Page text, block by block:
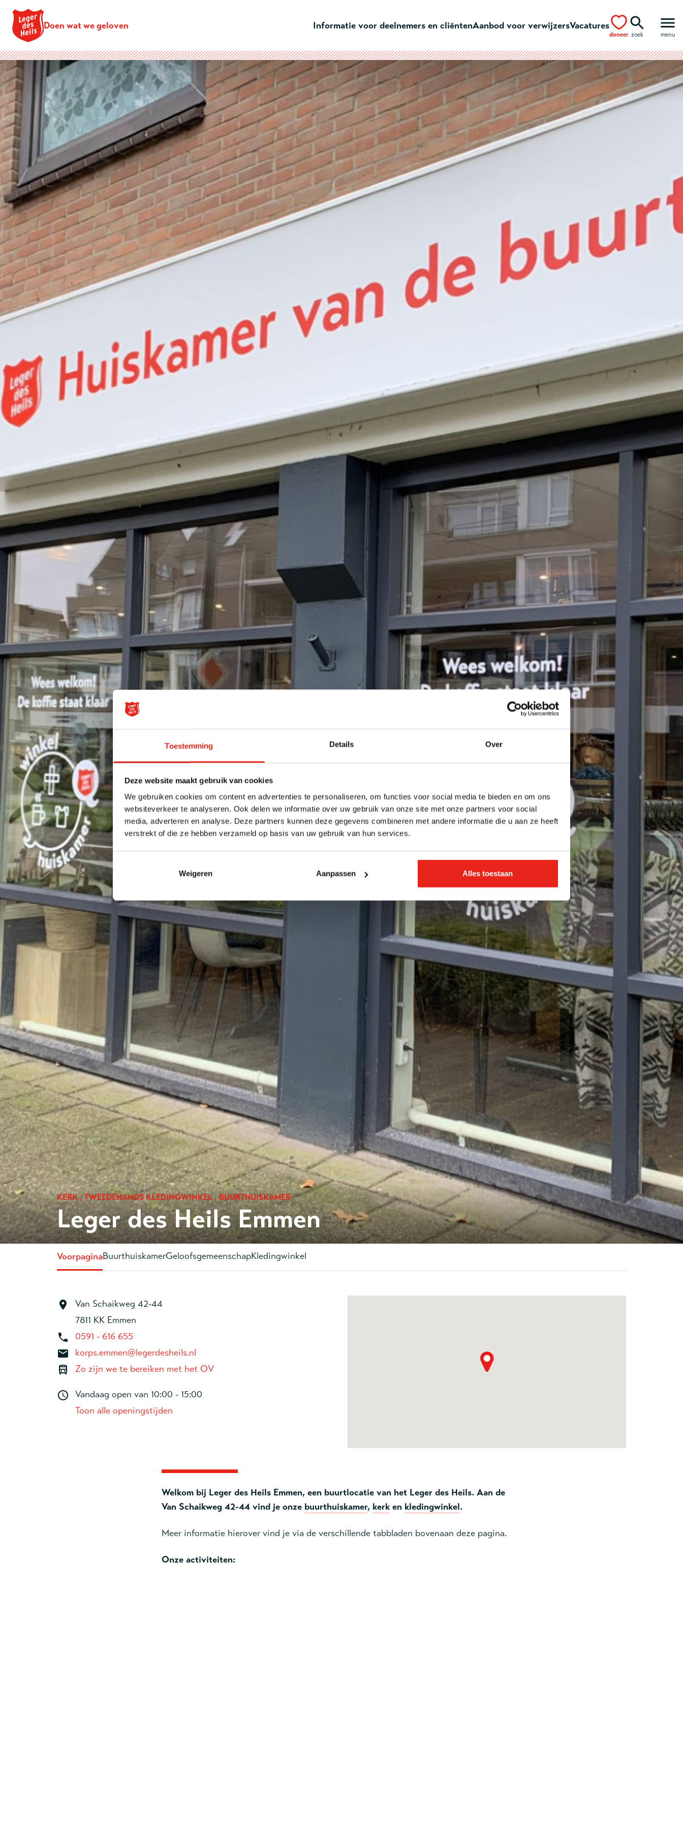
Toestemming Details Over
Deze website maakt gebruik van cookies
We gebruiken cookies om content en advertenties te personaliseren, om functies voor social media te bieden en om ons
websiteverkeer te analyseren. Ook delen we informatie over uw gebruik van onze site met onze partners voor social
media, adverteren en analyse. Deze partners kunnen deze gegevens combineren met andere informatie die u aan ze heeft
verstrekt of die ze hebben verzameld op basis van uw gebruik van hun services.
Weigeren Aanpassen Alles toestaan
Doen wat we geloven
Informatie voor deelnemers en cliëntenAanbod voor verwijzersVacatures
doneer zoek menu
KERK , TWEEDEHANDS KLEDINGWINKEL , BUURTHUISKAMER
Leger des Heils Emmen
VoorpaginaBuurthuiskamerGeloofsgemeenschapKledingwinkel
Van Schaikweg 42-44
7811 KK Emmen
0591 - 616 655
korps.emmen@legerdesheils.nl
Zo zijn we te bereiken met het OV
Vandaag open van 10:00 - 15:00
Toon alle openingstijden
Welkom bij Leger des Heils Emmen, een buurtlocatie van het Leger des Heils. Aan de
Van Schaikweg 42-44 vind je onze buurthuiskamer, kerk en kledingwinkel.
Meer informatie hierover vind je via de verschillende tabbladen bovenaan deze pagina.
Onze activiteiten: